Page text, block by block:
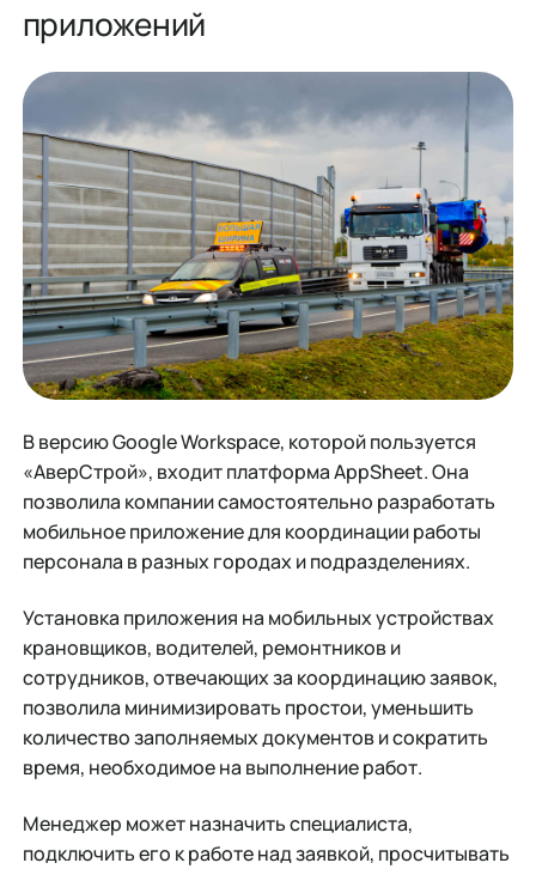
приложений
В версию Google Workspace, которой пользуется
«АверСтрой», входит платформа AppSheet. Она
позволила компании самостоятельно разработать
мобильное приложение для координации работы
персонала в разных городах и подразделениях.
Установка приложения на мобильных устройствах
крановщиков, водителей, ремонтников и
сотрудников, отвечающих за координацию заявок,
позволила минимизировать простои, уменьшить
количество заполняемых документов и сократить
время, необходимое на выполнение работ.
Менеджер может назначить специалиста,
подключить его к работе над заявкой, просчитывать